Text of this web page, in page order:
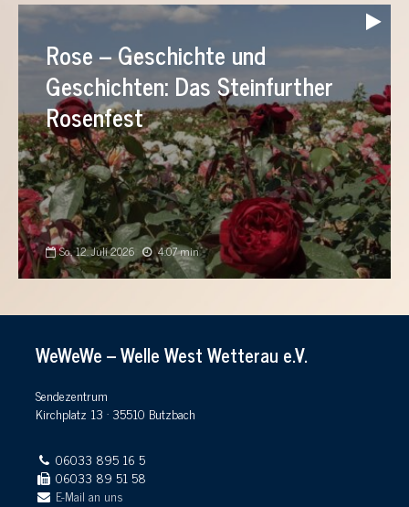
Audio-
Player
Rose – Geschichte und
Geschichten: Das Steinfurther
Rosenfest
So., 12. Juli 2026 4:07 min
WeWeWe – Welle West Wetterau e.V.
Sendezentrum
Kirchplatz 13 · 35510 Butzbach
06033 895 16 5
06033 89 51 58
E-Mail an uns